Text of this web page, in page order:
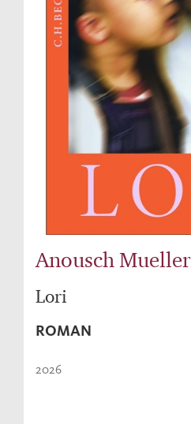
Anousch Mueller
Lori
ROMAN
2026